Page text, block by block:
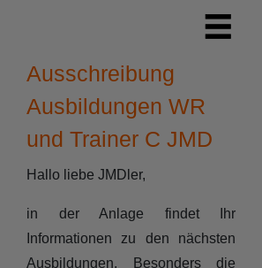
Ausschreibung
Ausbildungen WR
und Trainer C JMD
Hallo liebe JMDler,
in der Anlage findet Ihr
Informationen zu den nächsten
Ausbildungen. Besonders die